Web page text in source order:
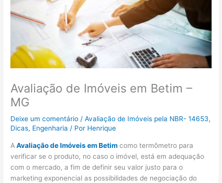
Avaliação de Imóveis em Betim –
MG
Deixe um comentário /Avaliação de Imóveis pela NBR- 14653,
Dicas, Engenharia / Por Henrique
AAvaliação de Imóveis em Betim como termômetro para
verificar se o produto, no caso o imóvel, está em adequação
com o mercado, a fim de definir seu valor justo para o
marketing exponencial as possibilidades de negociação do